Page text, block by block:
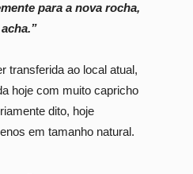
para a nova rocha,
transferida ao local atual,
hoje com muito capricho
dito, hoje
em tamanho natural.